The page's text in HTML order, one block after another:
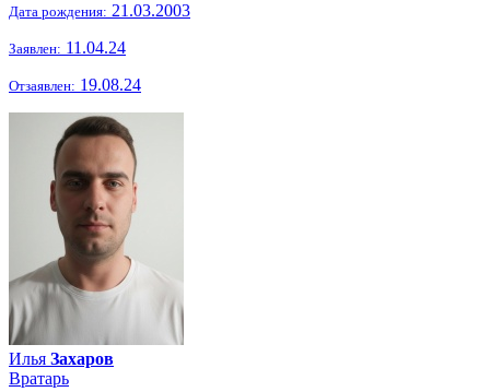
Дата рождения: 21.03.2003
Заявлен: 11.04.24
Отзаявлен: 19.08.24
Илья Захаров
Вратарь